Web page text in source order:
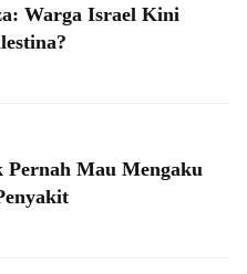
Warga Israel Kini
Pernah Mau Mengaku